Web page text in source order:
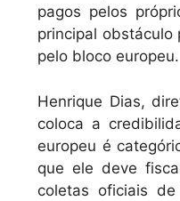
pagos pelos
principal obstáculo
pelo bloco europeu.
Henrique Dias,
coloca a
europeu é
que ele deve
coletas oficiais